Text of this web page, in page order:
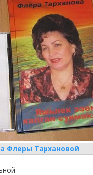
Флеры Тархановой